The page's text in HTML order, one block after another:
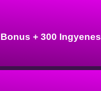
+ 300 Ingyenes